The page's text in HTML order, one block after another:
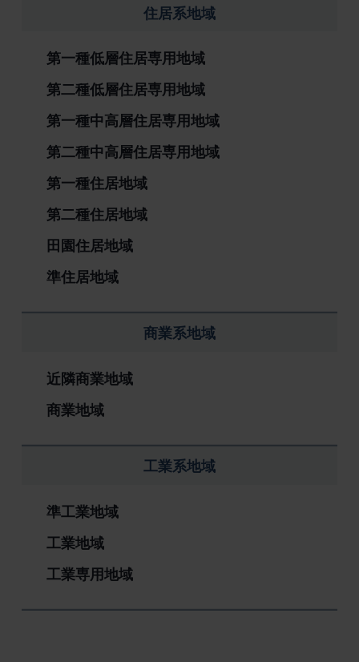
住居系地域
第一種低層住居専用地域
第二種低層住居専用地域
第一種中高層住居専用地域
第二種中高層住居専用地域
第一種住居地域
第二種住居地域
田園住居地域
準住居地域
商業系地域
近隣商業地域
商業地域
工業系地域
準工業地域
工業地域
工業専用地域